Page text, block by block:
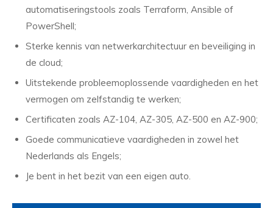
automatiseringstools zoals Terraform, Ansible of
PowerShell;
Sterke kennis van netwerkarchitectuur en beveiliging in
de cloud;
Uitstekende probleemoplossende vaardigheden en het
vermogen om zelfstandig te werken;
Certificaten zoals AZ-104, AZ-305, AZ-500 en AZ-900;
Goede communicatieve vaardigheden in zowel het
Nederlands als Engels;
Je bent in het bezit van een eigen auto.